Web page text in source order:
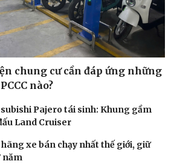
chung cư cần đáp ứng những
nào?
Pajero tái sinh: Khung gầm
Land Cruiser
xe bán chạy nhất thế giới, giữ
năm